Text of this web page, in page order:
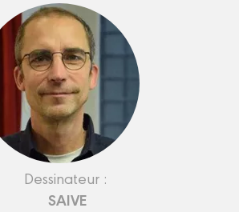
Dessinateur :
SAIVE